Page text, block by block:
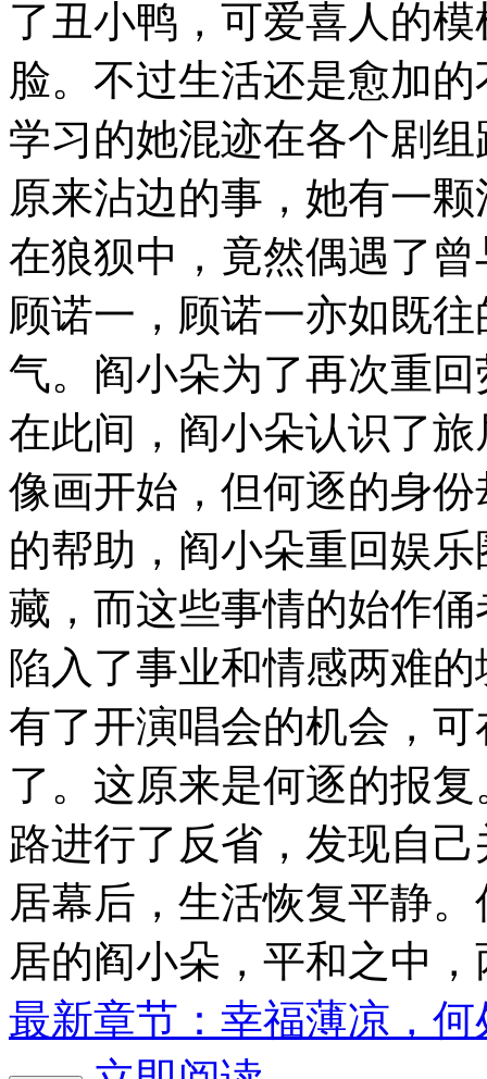
了丑小鸭，可爱喜人的
脸。不过生活还是愈加
学习的她混迹在各个剧
原来沾边的事，她有一
在狼狈中，竟然偶遇了
顾诺一，顾诺一亦如既
气。阎小朵为了再次重
在此间，阎小朵认识了
像画开始，但何逐的身
的帮助，阎小朵重回娱
藏，而这些事情的始作
陷入了事业和情感两难
有了开演唱会的机会，
了。这原来是何逐的报
路进行了反省，发现自
居幕后，生活恢复平静
居的阎小朵，平和之中
最新章节：幸福薄凉，何